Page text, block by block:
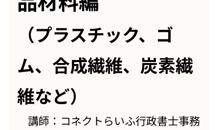
（プラスチック、ゴ
ム、合成繊維、炭素繊
維など）
講師：コネクトらいふ行政書士事務